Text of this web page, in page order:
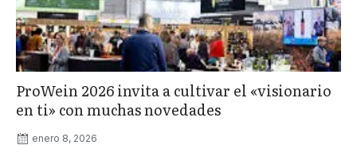
ProWein 2026 invita a cultivar el «visionario
en ti» con muchas novedades
enero 8, 2026